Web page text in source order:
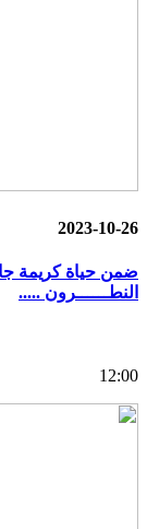
2023-10-26
ضمن حياة كريمة
النطــــــرون .....
12:00